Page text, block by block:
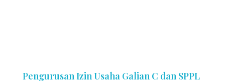
Pengurusan Izin Usaha Galian C dan SPPL